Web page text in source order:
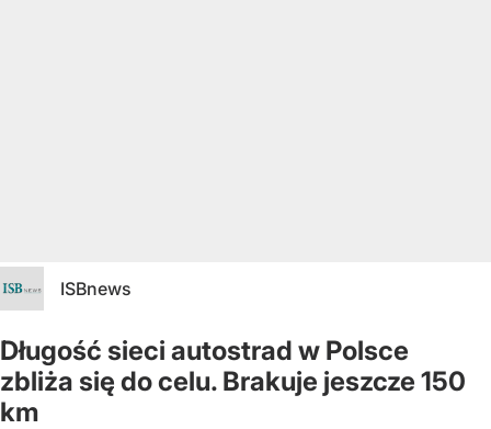
ISBnews
Długość sieci autostrad w Polsce
zbliża się do celu. Brakuje jeszcze 150
km